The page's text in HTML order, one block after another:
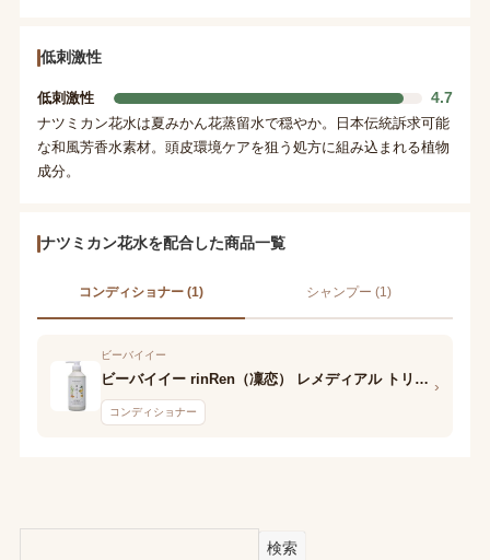
低刺激性
低刺激性 4.7
ナツミカン花水は夏みかん花蒸留水で穏やか。日本伝統訴求可能
な和風芳香水素材。頭皮環境ケアを狙う処方に組み込まれる植物
成分。
ナツミカン花水を配合した商品一覧
コンディショナー (1) シャンプー (1)
ビーバイイー
ビーバイイー rinRen（凜恋） レメディアル トリートメント ユズ＆ネロリ
コンディショナー
›
検索